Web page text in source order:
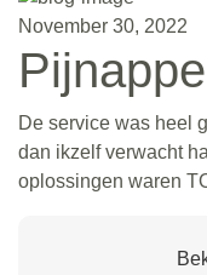
November 30, 2022
De service was heel
dan ikzelf verwacht
oplossingen waren